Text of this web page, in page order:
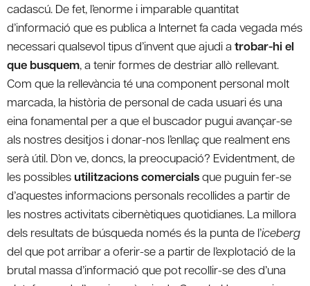
cadascú. De fet, l’enorme i imparable quantitat
d’informació que es publica a Internet fa cada vegada més
necessari qualsevol tipus d’invent que ajudi a trobar-hi el
que busquem, a tenir formes de destriar allò rellevant.
Com que la rellevància té una component personal molt
marcada, la història de personal de cada usuari és una
eina fonamental per a que el buscador pugui avançar-se
als nostres desitjos i donar-nos l’enllaç que realment ens
serà útil. D’on ve, doncs, la preocupació? Evidentment, de
les possibles utilitzacions comercialsque puguin fer-se
d’aquestes informacions personals recollides a partir de
les nostres activitats cibernètiques quotidianes. La millora
dels resultats de búsqueda només és la punta de l’iceberg
del que pot arribar a oferir-se a partir de l’explotació de la
brutal massa d’informació que pot recollir-se des d’una